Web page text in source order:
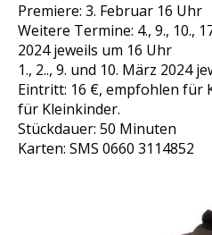
Premiere: 3. Februar 16 Uhr
Weitere Termine: 4., 9., 10.,
2024 jeweils um 16 Uhr
1., 2.., 9. und 10. März 2024
Eintritt: 16 €, empfohlen für
für Kleinkinder.
Stückdauer: 50 Minuten
Karten: SMS 0660 3114852